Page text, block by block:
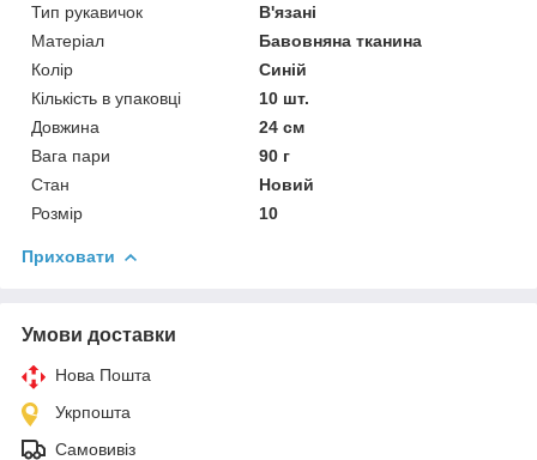
Тип рукавичок
В'язані
Матеріал
Бавовняна тканина
Колір
Синій
Кількість в упаковці
10 шт.
Довжина
24 см
Вага пари
90 г
Стан
Новий
Розмір
10
Приховати
Умови доставки
Нова Пошта
Укрпошта
Самовивіз